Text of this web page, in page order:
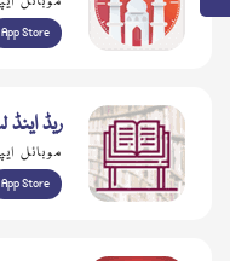
App Store
ریڈ
موبائل
App Store